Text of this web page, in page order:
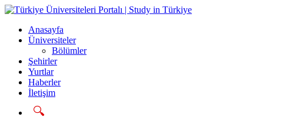
Anasayfa
Üniversiteler
Bölümler
Şehirler
Yurtlar
Haberler
İletişim
🔍